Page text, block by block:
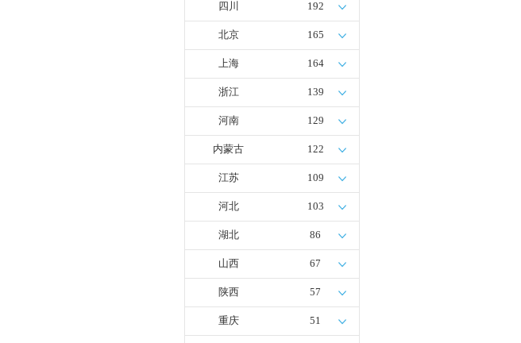
四川 192
北京 165
上海 164
浙江 139
河南 129
内蒙古 122
江苏 109
河北 103
湖北 86
山西 67
陕西 57
重庆 51